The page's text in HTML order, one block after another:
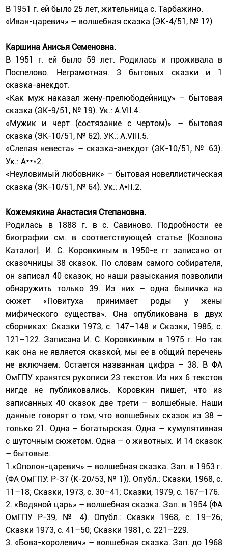
В 1951 г. ей было 25 лет, жительница с. Тарбажино.
«Иван-царевич» – волшебная сказка (ЭК-4/51, № 1?)
Каршина Анисья Семеновна.
В 1951 г. ей было 59 лет. Родилась и проживала в
Поспелово. Неграмотная. 3 бытовых сказки и 1
сказка-анекдот.
«Как муж наказал жену-прелюбодейницу» – бытовая
сказка (ЭК-9/51, № 19). Ук.: А.VII.4.
«Мужик и черт (состязание с чертом)» – бытовая
сказка (ЭК-10/51, № 62). УК.: А.VIII.5.
«Слепая невеста» – сказка-анекдот (ЭК-10/51, № 63).
Ук.: А***2.
«Неуловимый любовник» – бытовая новеллистическая
сказка (ЭК-10/51, № 64). Ук.: А*II.2.
Кожемякина Анастасия Степановна.
Родилась в 1888 г. в с. Савиново. Подробности ее
биографии см. в соответствующей статье [Козлова
Каталог]. И. С. Коровкиным в 1950-е гг записано от
сказочницы 38 сказок. По словам самого собирателя,
он записал 40 сказок, но наши разыскания позволили
обнаружить только 39. Из них – одна быличка на
сюжет «Повитуха принимает роды у жены
мифического существа». Она опубликована в двух
сборниках: Сказки 1973, с. 147–148 и Сказки, 1985, с.
121–122. Записана И. С. Коровкиным в 1975 г. Но так
как она не является сказкой, мы ее в общий перечень
не включаем. Остается названная цифра – 38. В ФА
ОмГПУ хранятся рукописи 23 текстов. Из них 6 текстов
нигде не публиковались. Коровкин пишет, что из
записанных 40 сказок две трети – волшебные. Наши
данные говорят о том, что волшебных сказок из 38 –
только 21. Одна – богатырская. Одна – кумулятивная
с шуточным сюжетом. Одна – о животных. И 14 сказок
– бытовые.
1.«Ополон-царевич» – волшебная сказка. Зап. в 1953 г.
(ФА ОмГПУ: Р-37 (К-20/53, № 1)). Опубл.: Сказки, 1968, с.
11–18; Сказки, 1973, с. 30–41; Сказки, 1979, с. 167–176.
2. «Водяной царь» – волшебная сказка. Зап. в 1954 (ФА
ОмГПУ Р-39, № 4). Опубл.: Сказки 1968, с. 19–26;
Сказки 1973, с. 41–50; Сказки 1981, с. 221–229.
3. «Бова-королевич» – волшебная сказка. Зап. до 1968